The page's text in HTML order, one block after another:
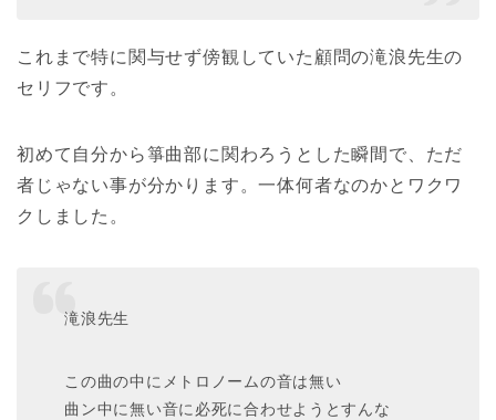
これまで特に関与せず傍観していた顧問の滝浪先生の
セリフです。
初めて自分から箏曲部に関わろうとした瞬間で、ただ
者じゃない事が分かります。一体何者なのかとワクワ
クしました。
滝浪先生
この曲の中にメトロノームの音は無い
曲ン中に無い音に必死に合わせようとすんな